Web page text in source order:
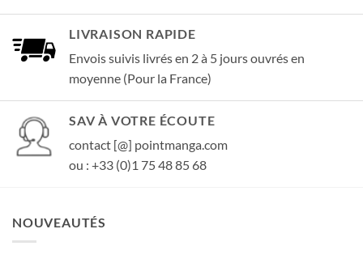
LIVRAISON RAPIDE
Envois suivis livrés en 2 à 5 jours ouvrés en
moyenne (Pour la France)
SAV À VOTRE ÉCOUTE
contact [@] pointmanga.com
ou : +33 (0)1 75 48 85 68
NOUVEAUTÉS